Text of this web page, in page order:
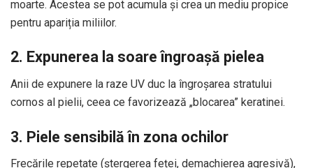
moarte. Acestea se pot acumula și crea un mediu propice
pentru apariția miliilor.
2. Expunerea la soare îngroașă pielea
Anii de expunere la raze UV duc la îngroșarea stratului
cornos al pielii, ceea ce favorizează „blocarea” keratinei.
3. Piele sensibilă în zona ochilor
Frecările repetate (ștergerea feței, demachierea agresivă),